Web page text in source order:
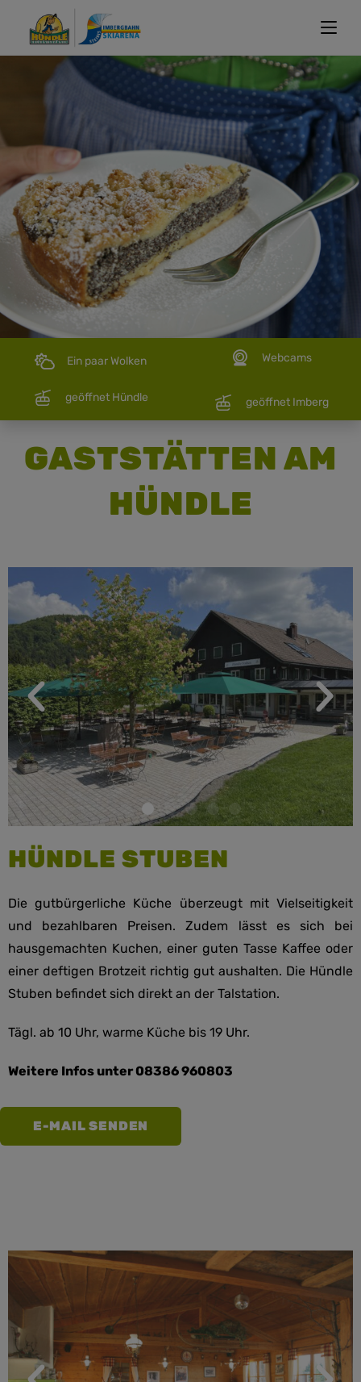
Ein paar Wolken
geöffnet Hündle geöffnet Imberg
Webcams
GASTSTÄTTEN AM
HÜNDLE
E-MAIL SENDEN
HÜNDLE STUBEN
Die gutbürgerliche Küche überzeugt mit Vielseitigkeit
und bezahlbaren Preisen. Zudem lässt es sich bei
hausgemachten Kuchen, einer guten Tasse Kaffee oder
einer deftigen Brotzeit richtig gut aushalten. Die Hündle
Stuben befindet sich direkt an der Talstation.
Tägl. ab 10 Uhr, warme Küche bis 19 Uhr.
Weitere Infos unter 08386 960803